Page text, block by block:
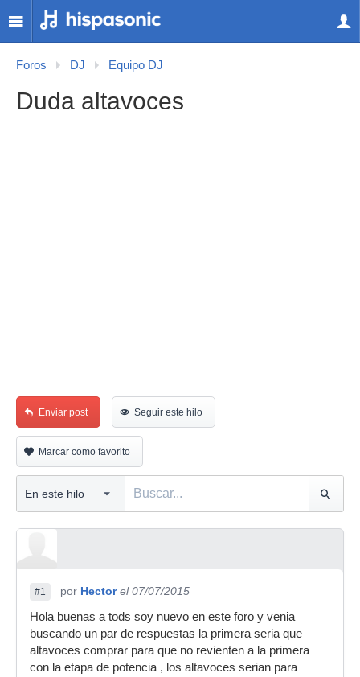
Foros DJ Equipo DJ
Duda altavoces
Enviar post Seguir este hilo
Marcar como favorito
#1 por Hector el 07/07/2015
Hola buenas a tods soy nuevo en este foro y venia
buscando un par de respuestas la primera seria que
altavoces comprar para que no revienten a la primera
con la etapa de potencia , los altavoces serian para